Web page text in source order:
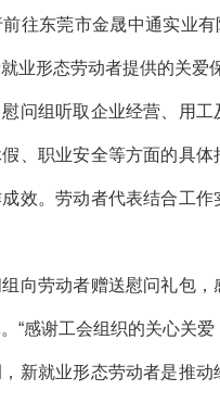
东莞市金晟中通实业有
业形态劳动者提供的关爱
组听取企业经营、用工
、职业安全等方面的具
效。劳动者代表结合工
劳动者赠送慰问礼包，
“感谢工会组织的关心关爱
就业形态劳动者是推动